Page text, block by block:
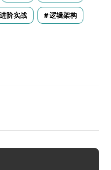
进阶实战 逻辑架构